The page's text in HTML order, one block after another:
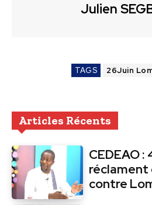
Julien
TAGS 26Juin
Articles Récents
CEDEAO :
réclament
contre